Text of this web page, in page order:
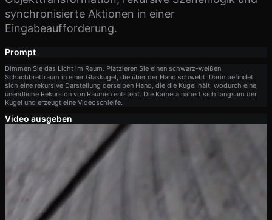
synchronisierte Aktionen in einer
Eingabeaufforderung.
Prompt
Dimmen Sie das Licht im Raum. Platzieren Sie einen schwarz-weißen
Schachbrettraum in einer Glaskugel, die über der Hand schwebt. Darin befindet
sich eine rekursive Darstellung derselben Hand, die die Kugel hält, wodurch eine
unendliche Rekursion von Räumen entsteht. Die Kamera nähert sich langsam der
Kugel und erzeugt eine Videoschleife.
Video ausgeben